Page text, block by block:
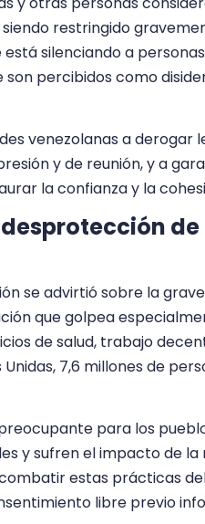
restringido
silenciando a
percibidos como
venezolanas a derogar
y de reunión, y a
la confianza y la
se advirtió sobre la
que golpea
de salud, trabajo
7,6 millones de
para los
y sufren el impacto de
estas prácticas
libre previo